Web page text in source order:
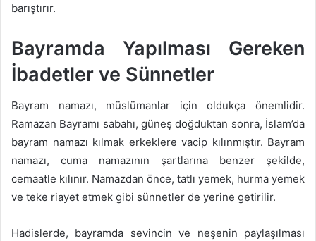
barıştırır.
Bayramda Yapılması Gereken
İbadetler ve Sünnetler
Bayram namazı, müslümanlar için oldukça önemlidir.
Ramazan Bayramı sabahı, güneş doğduktan sonra, İslam’da
bayram namazı kılmak erkeklere vacip kılınmıştır. Bayram
namazı, cuma namazının şartlarına benzer şekilde,
cemaatle kılınır. Namazdan önce, tatlı yemek, hurma yemek
ve teke riayet etmek gibi sünnetler de yerine getirilir.
Hadislerde, bayramda sevincin ve neşenin paylaşılması